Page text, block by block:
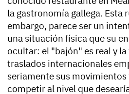
la gastronomía gallega. Esta
embargo, parece ser un
una situación física que su
ocultar: el "bajón" es real y
traslados internacionales
seriamente sus movimientos
competir al nivel que